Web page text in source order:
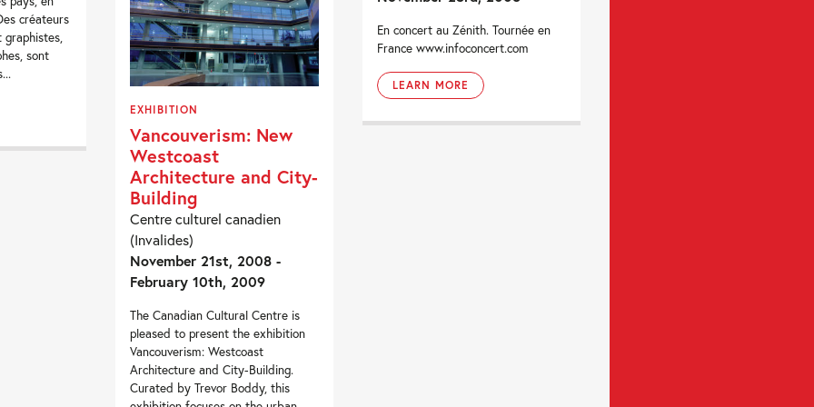
créateurs
graphistes,
sont
EXHIBITION
Vancouverism: New
Westcoast
Architecture and City-
Building
Centre culturel canadien
(Invalides)
November 21st, 2008 -
February 10th, 2009
The Canadian Cultural Centre is
pleased to present the exhibition
Vancouverism: Westcoast
Architecture and City-Building.
Curated by Trevor Boddy, this
En concert au Zénith. Tournée en
France www.infoconcert.com
LEARN MORE